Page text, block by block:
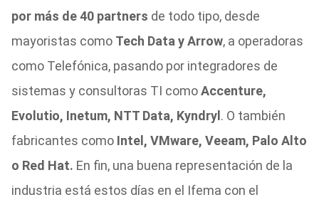
por más de 40 partners de todo tipo, desde
mayoristas como Tech Data y Arrow, a operadoras
como Telefónica, pasando por integradores de
sistemas y consultoras TI comoAccenture,
Evolutio, Inetum, NTT Data, Kyndryl . O también
fabricantes como Intel, VMware, Veeam, Palo Alto
o Red Hat. En fin, una buena representación de la
industria está estos días en el Ifema con el